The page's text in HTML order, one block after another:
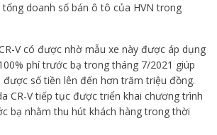
tổng doanh số bán ô tô của HVN trong
V có được nhờ mẫu xe này được áp dụng
phí trước bạ trong tháng 7/2021 giúp
số tiền lên đến hơn trăm triệu đồng.
CR-V tiếp tục được triển khai chương trình
bạ nhằm thu hút khách hàng trong thời